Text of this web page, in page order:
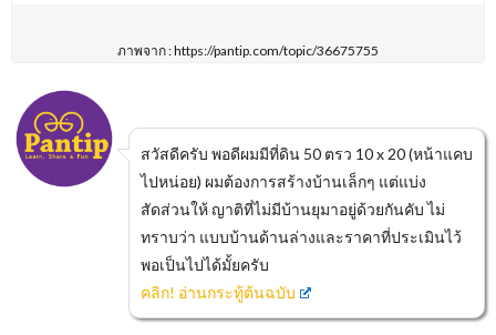
ภาพจาก : https://pantip.com/topic/36675755
สวัสดีครับ พอดีผมมีที่ดิน 50 ตรว 10 x 20 (หน้าแคบ
ไปหน่อย) ผมต้องการสร้างบ้านเล็กๆ แต่แบ่ง
สัดส่วนให้ ญาติที่ไม่มีบ้านยุมาอยู่ด้วยกันคับ ไม่
ทราบว่า แบบบ้านด้านล่างและราคาที่ประเมินไว้
พอเป็นไปได้มั้ยครับ
คลิก! อ่านกระทู้ต้นฉบับ